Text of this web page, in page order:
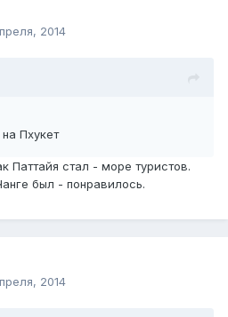
2014
Пхукет
Паттайя стал - море туристов.
был - понравилось.
2014